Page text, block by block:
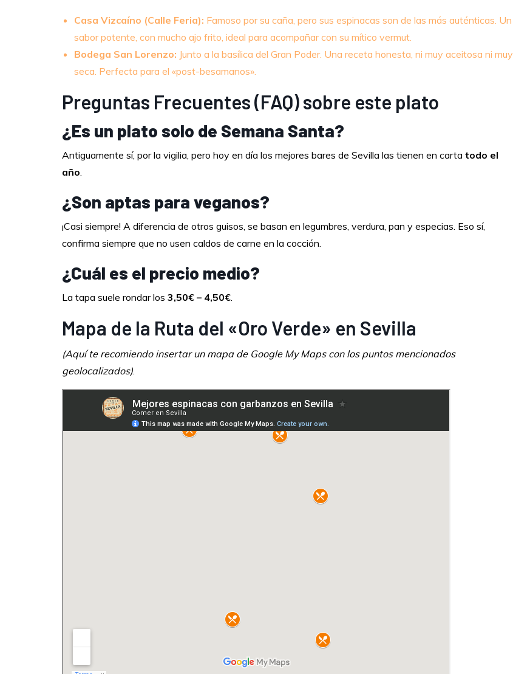
Casa Vizcaíno (Calle Feria): Famoso por su caña, pero sus espinacas son de las más auténticas. Un
sabor potente, con mucho ajo frito, ideal para acompañar con su mítico vermut.
Bodega San Lorenzo: Junto a la basílica del Gran Poder. Una receta honesta, ni muy aceitosa ni muy
seca. Perfecta para el «post-besamanos».
Preguntas Frecuentes (FAQ) sobre este plato
¿Es un plato solo de Semana Santa?
Antiguamente sí, por la vigilia, pero hoy en día los mejores bares de Sevilla las tienen en carta todo el
año
¿Son aptas para veganos?
¡Casi siempre! A diferencia de otros guisos, se basan en legumbres, verdura, pan y especias. Eso sí,
confirma siempre que no usen caldos de carne en la cocción.
¿Cuál es el precio medio?
La tapa suele rondar los 3,50€ – 4,50€
Mapa de la Ruta del «Oro Verde» en Sevilla
(Aquí te recomiendo insertar un mapa de Google My Maps con los puntos mencionados
geolocalizados)